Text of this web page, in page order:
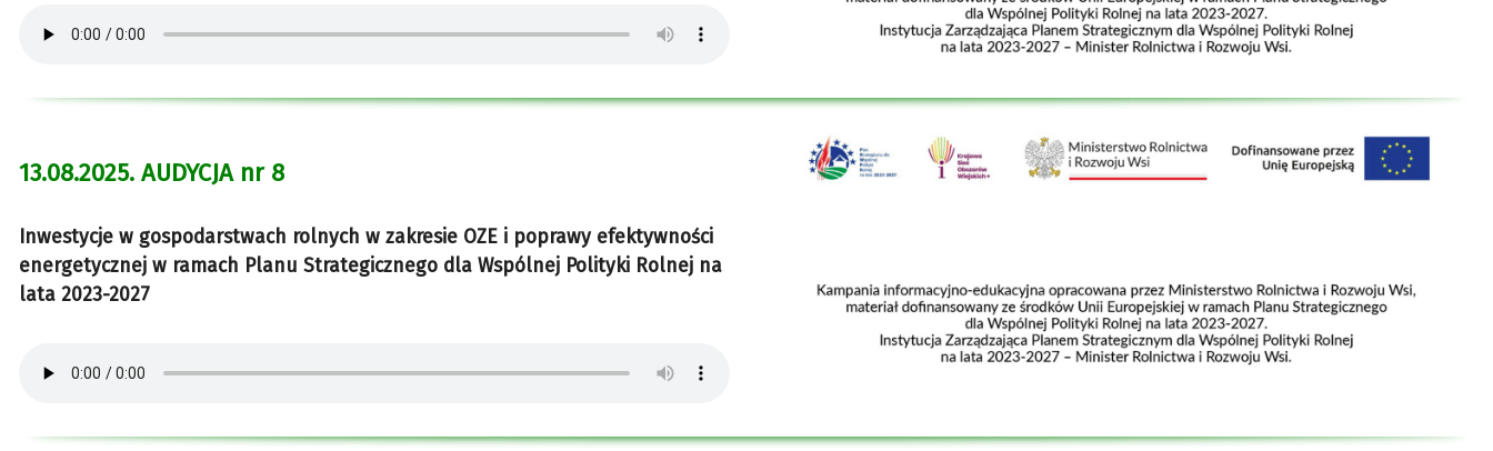
13.08.2025. AUDYCJA nr 8
Inwestycje w gospodarstwach rolnych w zakresie OZE i poprawy efektywności
energetycznej w ramach Planu Strategicznego dla Wspólnej Polityki Rolnej na
lata 2023-2027